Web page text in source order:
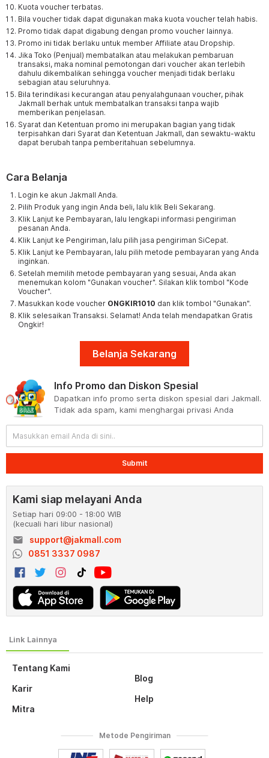
Kuota voucher terbatas.
Bila voucher tidak dapat digunakan maka kuota voucher telah habis.
Promo tidak dapat digabung dengan promo voucher lainnya.
Promo ini tidak berlaku untuk member Affiliate atau Dropship.
Jika Toko (Penjual) membatalkan atau melakukan pembaruan
transaksi, maka nominal pemotongan dari voucher akan terlebih
dahulu dikembalikan sehingga voucher menjadi tidak berlaku
sebagian atau seluruhnya.
Bila terindikasi kecurangan atau penyalahgunaan voucher, pihak
Jakmall berhak untuk membatalkan transaksi tanpa wajib
memberikan penjelasan.
Syarat dan Ketentuan promo ini merupakan bagian yang tidak
terpisahkan dari Syarat dan Ketentuan Jakmall, dan sewaktu-waktu
dapat berubah tanpa pemberitahuan sebelumnya.
Cara Belanja
Login ke akun Jakmall Anda.
Pilih Produk yang ingin Anda beli, lalu klik Beli Sekarang.
Klik Lanjut ke Pembayaran, lalu lengkapi informasi pengiriman
pesanan Anda.
Klik Lanjut ke Pengiriman, lalu pilih jasa pengiriman SiCepat.
Klik Lanjut ke Pembayaran, lalu pilih metode pembayaran yang Anda
inginkan.
Setelah memilih metode pembayaran yang sesuai, Anda akan
menemukan kolom "Gunakan voucher". Silakan klik tombol "Kode
Voucher".
Masukkan kode voucher ONGKIR1010 dan klik tombol "Gunakan".
Klik selesaikan Transaksi. Selamat! Anda telah mendapatkan Gratis
Ongkir!
Belanja Sekarang
Tentang Kami
Karir
Mitra
Blog
Help
Info Promo dan Diskon Spesial
Dapatkan info promo serta diskon spesial dari Jakmall.
Tidak ada spam, kami menghargai privasi Anda
Submit
Kami siap melayani Anda
Setiap hari 09:00 - 18:00 WIB
(kecuali hari libur nasional)
email
support@jakmall.com
0851 3337 0987
Metode Pengiriman